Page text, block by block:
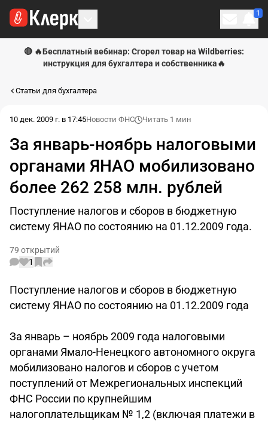
1
🔴 🔥Бесплатный вебинар: Сгорел товар на Wildberries:
инструкция для бухгалтера и собственника🔥
Статьи для бухгалтера
10 дек. 2009 г. в 17:45Новости ФНС Читать 1 мин
За январь-ноябрь налоговыми
органами ЯНАО мобилизовано
более 262 258 млн. рублей
Поступление налогов и сборов в бюджетную
систему ЯНАО по состоянию на 01.12.2009 года.
79 открытий
1
Поступление налогов и сборов в бюджетную
систему ЯНАО по состоянию на 01.12.2009 года
За январь – ноябрь 2009 года налоговыми
органами Ямало-Ненецкого автономного округа
мобилизовано налогов и сборов с учетом
поступлений от Межрегиональных инспекций
ФНС России по крупнейшим
налогоплательщикам № 1,2 (включая платежи в